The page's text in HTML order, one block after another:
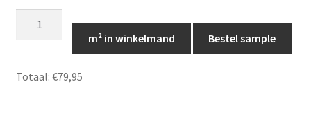
donkergroen,
m² in winkelmand Bestel sample
Totaal: €79,95